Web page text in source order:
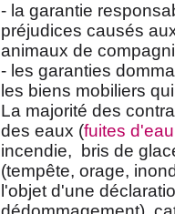
- la garantie
préjudices causés
animaux de
- les garanties
les biens mobiliers
La majorité des
des eaux (fuites d'eau
incendie, bris de
(tempête, orage,
l'objet d'une